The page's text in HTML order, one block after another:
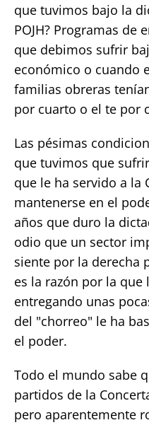
que tuvimos bajo la
POJH? Programas de
que debimos sufrir
económico o cuando
familias obreras
por cuarto o el te por
Las pésimas
que tuvimos que
que le ha servido a la
mantenerse en el
años que duro la
odio que un sector
siente por la derecha
es la razón por la que
entregando unas
del "chorreo" le ha
el poder.
Todo el mundo sabe
partidos de la
pero aparentemente